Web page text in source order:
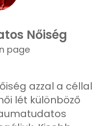
Nőiség
page
azzal a céllal
lét különböző